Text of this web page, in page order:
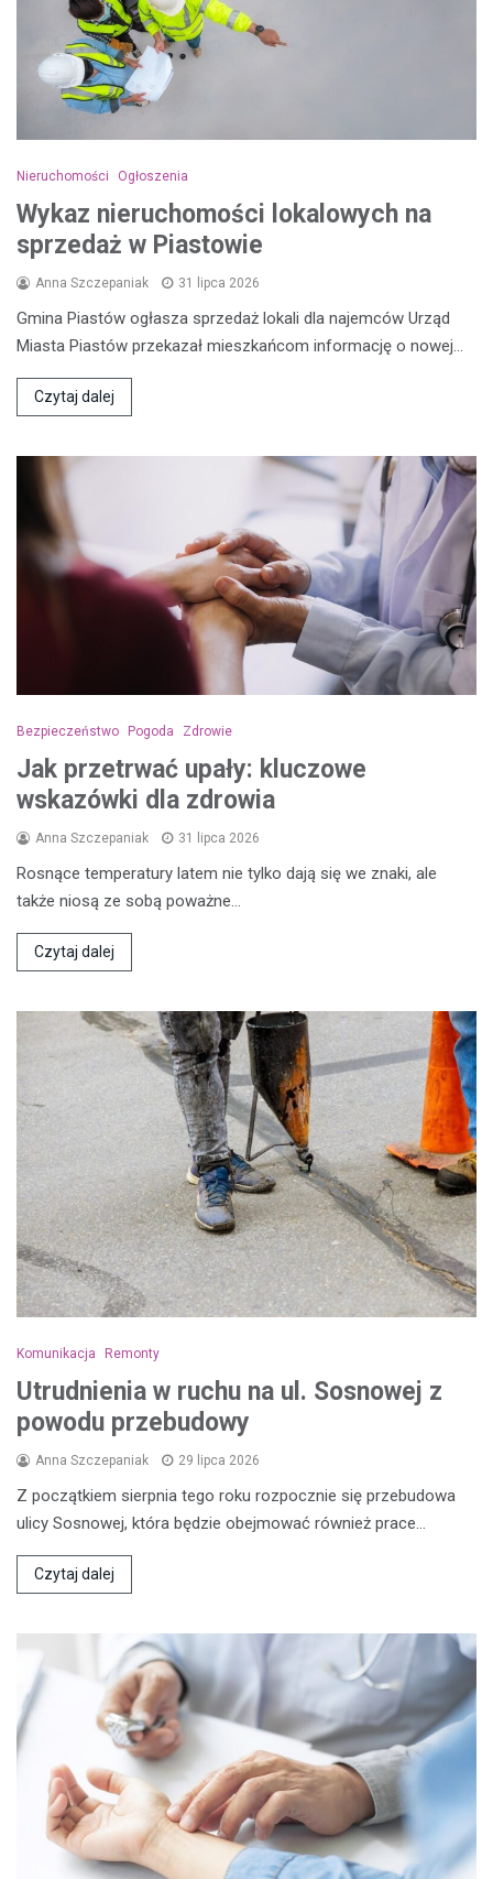
Nieruchomości Ogłoszenia
Wykaz nieruchomości lokalowych na
sprzedaż w Piastowie
Anna Szczepaniak 31 lipca 2026
Gmina Piastów ogłasza sprzedaż lokali dla najemców Urząd
Miasta Piastów przekazał mieszkańcom informację o nowej…
Czytaj dalej
Bezpieczeństwo Pogoda Zdrowie
Jak przetrwać upały: kluczowe
wskazówki dla zdrowia
Anna Szczepaniak 31 lipca 2026
Rosnące temperatury latem nie tylko dają się we znaki, ale
także niosą ze sobą poważne…
Czytaj dalej
Komunikacja Remonty
Utrudnienia w ruchu na ul. Sosnowej z
powodu przebudowy
Anna Szczepaniak 29 lipca 2026
Z początkiem sierpnia tego roku rozpocznie się przebudowa
ulicy Sosnowej, która będzie obejmować również prace…
Czytaj dalej